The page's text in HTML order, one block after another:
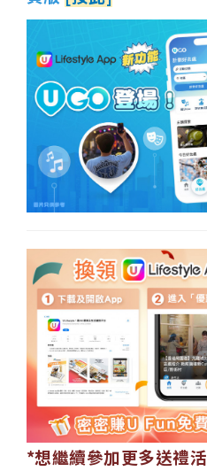
*想繼續參加更多送禮